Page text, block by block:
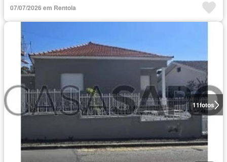
07/07/2026 em Rentola
11fotos